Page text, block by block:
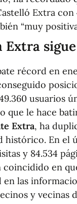
Extra con
“muy
Extra
récord en
usuarios
que le hace
Extra, ha
histórico. En el
y 84.534
coincidido en
las
y vecinas